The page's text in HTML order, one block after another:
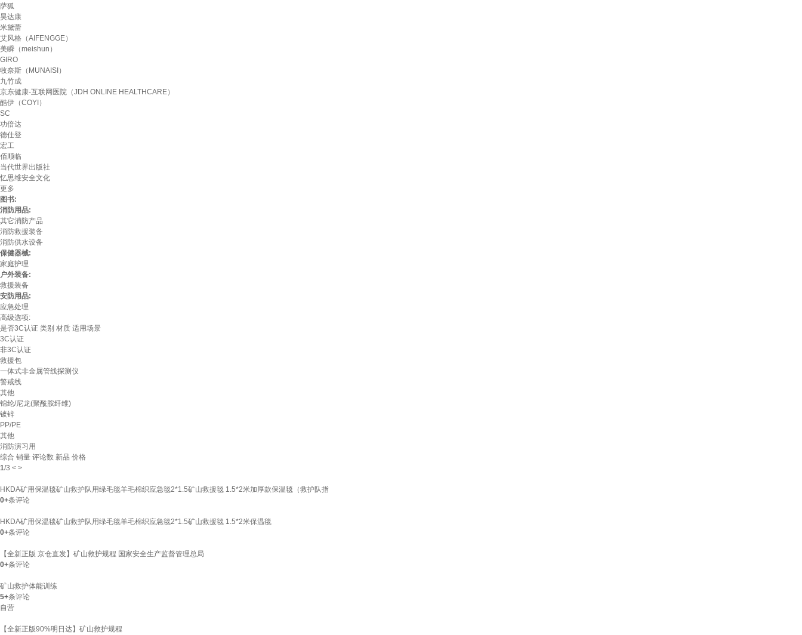
萨狐
昊达康
米黛蕾
艾风格（AIFENGGE）
美瞬（meishun）
GIRO
牧奈斯（MUNAISI）
九竹成
京东健康-互联网医院（JDH ONLINE HEALTHCARE）
酷伊（COYI）
SC
功倍达
德仕登
宏工
佰顺临
当代世界出版社
忆思维安全文化
更多
图书:
消防用品:
其它消防产品
消防救援装备
消防供水设备
保健器械:
家庭护理
户外装备:
救援装备
安防用品:
应急处理
高级选项:
是否3C认证 类别 材质 适用场景
3C认证
非3C认证
救援包
一体式非金属管线探测仪
警戒线
其他
锦纶/尼龙(聚酰胺纤维)
镀锌
PP/PE
其他
消防演习用
综合 销量 评论数 新品 价格
1/3 < >
HKDA矿用保温毯矿山救护队用绿毛毯羊毛棉织应急毯2*1.5矿山救援毯 1.5*2米加厚款保温毯（救护队指
0+条评论
HKDA矿用保温毯矿山救护队用绿毛毯羊毛棉织应急毯2*1.5矿山救援毯 1.5*2米保温毯
0+条评论
【全新正版 京仓直发】矿山救护规程 国家安全生产监督管理总局
0+条评论
矿山救护体能训练
5+条评论
自营
【全新正版90%明日达】矿山救护规程